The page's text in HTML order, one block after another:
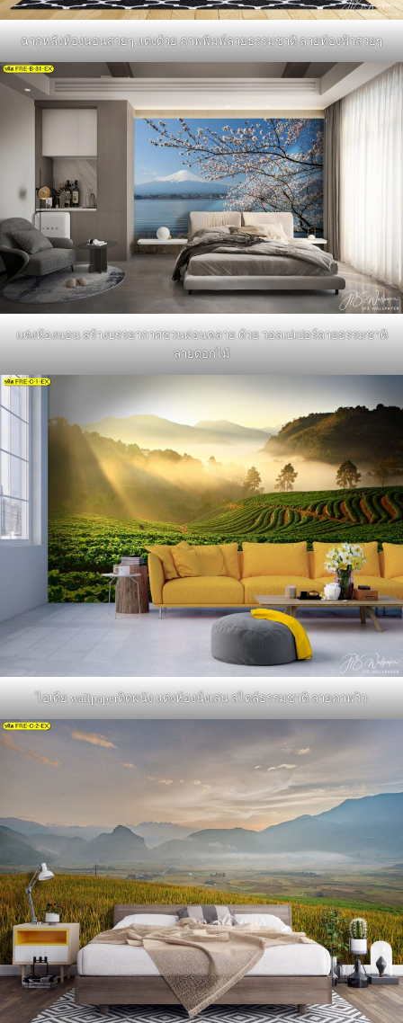
ฉากหลังห้องนอนสวยๆ แต่งด้วย ภาพพิมพ์ลายธรรมชาติ ลายท้องฟ้าสวยๆ
แต่งห้องนอน สร้างบรรยากาศชวนผ่อนคลาย ด้วย วอลเปเปอร์ลายธรรมชาติ
ลายดอกไม้
ไอเดีย wallpaperติดผนัง แต่งห้องนั่งเล่น สไตล์ธรรมชาติ ลายภาพวิว